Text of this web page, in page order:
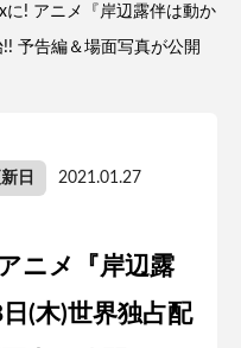
に! アニメ『岸辺露伴は動か
予告編＆場面写真が公開
日 2021.01.27
ニメ『岸辺露
(木)世界独占配